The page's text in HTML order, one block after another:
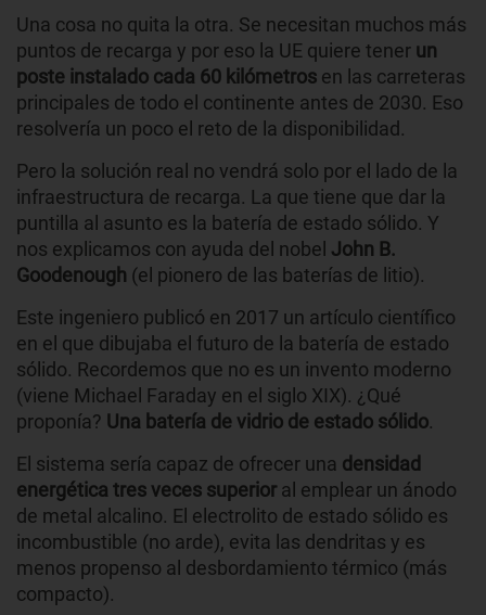
Una cosa no quita la otra. Se necesitan muchos más
puntos de recarga y por eso la UE quiere tener un
poste instalado cada 60 kilómetros en las carreteras
principales de todo el continente antes de 2030. Eso
resolvería un poco el reto de la disponibilidad.
Pero la solución real no vendrá solo por el lado de la
infraestructura de recarga. La que tiene que dar la
puntilla al asunto es la batería de estado sólido. Y
nos explicamos con ayuda del nobel John B.
Goodenough (el pionero de las baterías de litio).
Este ingeniero publicó en 2017 un artículo científico
en el que dibujaba el futuro de la batería de estado
sólido. Recordemos que no es un invento moderno
(viene Michael Faraday en el siglo XIX). ¿Qué
proponía? Una batería de vidrio de estado sólido.
El sistema sería capaz de ofrecer una densidad
energética tres veces superior al emplear un ánodo
de metal alcalino. El electrolito de estado sólido es
incombustible (no arde), evita las dendritas y es
menos propenso al desbordamiento térmico (más
compacto).